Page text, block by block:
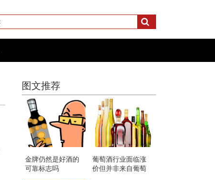
图文推荐
金牌仍然是好酒的
可靠标志吗
葡萄酒行业面临涨
价但并非来自葡萄